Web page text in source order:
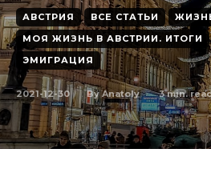
АВСТРИЯ ВСЕ СТАТЬИ
МОЯ ЖИЗНЬ В АВСТРИИ. ИТОГИ
ЭМИГРАЦИЯ
2021-12-30 By Anatoly 3min.